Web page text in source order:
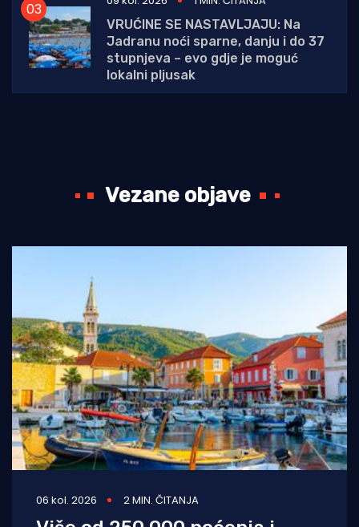
VRUĆINE SE NASTAVLJAJU: Na
Jadranu noći sparne, danju i do 37
stupnjeva – evo gdje je moguć
lokalni pljusak
Vezane objave
06 kol. 2026 2 MIN. ČITANJA